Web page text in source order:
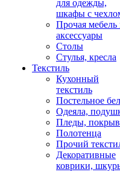
для одежды,
шкафы с
Прочая мебель
аксессуары
Столы
Стулья, кресла
Текстиль
Кухонный
текстиль
Постельное
Одеяла,
Пледы,
Полотенца
Прочий
Декоративные
коврики,